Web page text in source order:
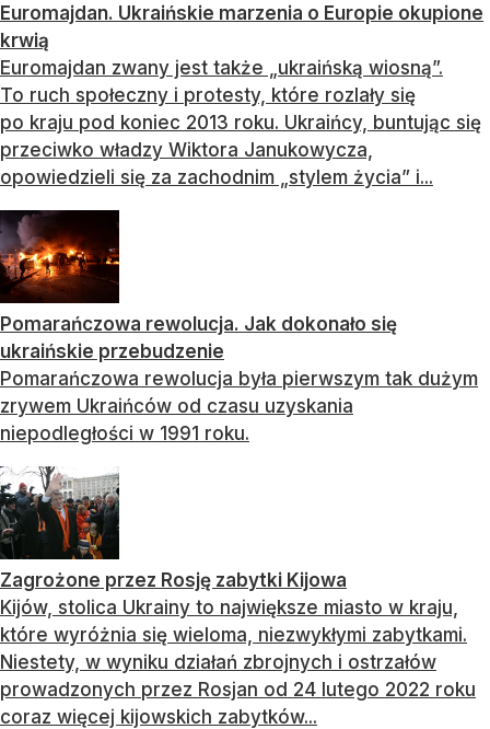
Euromajdan. Ukraińskie marzenia o Europie okupione
krwią
Euromajdan zwany jest także „ukraińską wiosną”.
To ruch społeczny i protesty, które rozlały się
po kraju pod koniec 2013 roku. Ukraińcy, buntując się
przeciwko władzy Wiktora Janukowycza,
opowiedzieli się za zachodnim „stylem życia” i...
Pomarańczowa rewolucja. Jak dokonało się
ukraińskie przebudzenie
Pomarańczowa rewolucja była pierwszym tak dużym
zrywem Ukraińców od czasu uzyskania
niepodległości w 1991 roku.
Zagrożone przez Rosję zabytki Kijowa
Kijów, stolica Ukrainy to największe miasto w kraju,
które wyróżnia się wieloma, niezwykłymi zabytkami.
Niestety, w wyniku działań zbrojnych i ostrzałów
prowadzonych przez Rosjan od 24 lutego 2022 roku
coraz więcej kijowskich zabytków...